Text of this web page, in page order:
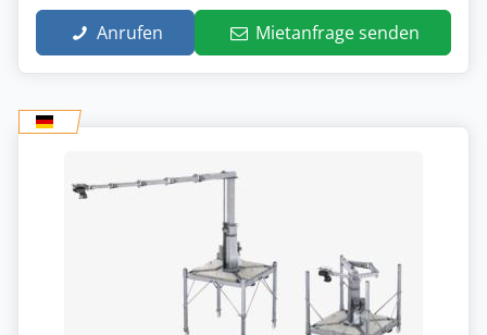
Anrufen Mietanfrage senden